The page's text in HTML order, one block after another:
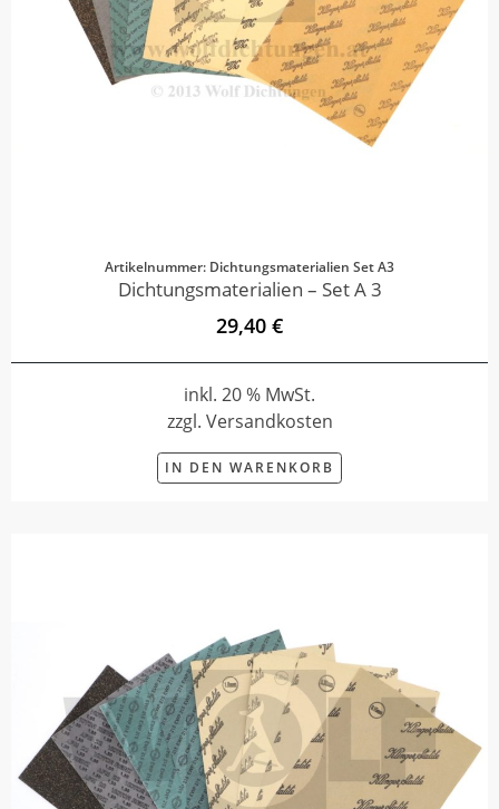
Artikelnummer: Dichtungsmaterialien Set A3
Dichtungsmaterialien – Set A 3
29,40 €
inkl. 20 % MwSt.
zzgl. Versandkosten
IN DEN WARENKORB